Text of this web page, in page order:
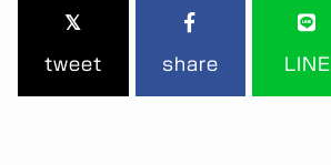
tweet share LINE